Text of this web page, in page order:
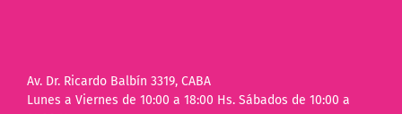
Av. Dr. Ricardo Balbín 3319, CABA
Lunes a Viernes de 10:00 a 18:00 Hs. Sábados de 10:00 a